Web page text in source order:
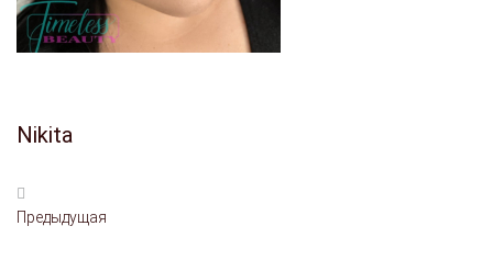
Nikita
Предыдущая